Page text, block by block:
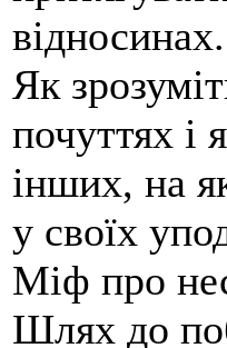
відносинах.
Як
почуттях і
інших, на
у своїх
Міф про
Шлях до